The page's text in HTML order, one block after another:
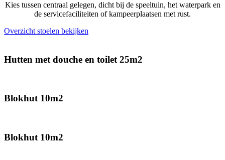
Kies tussen centraal gelegen, dicht bij de speeltuin, het waterpark en
de servicefaciliteiten of kampeerplaatsen met rust.
Overzicht stoelen bekijken
Hutten met douche en toilet 25m2
Blokhut 10m2
Blokhut 10m2